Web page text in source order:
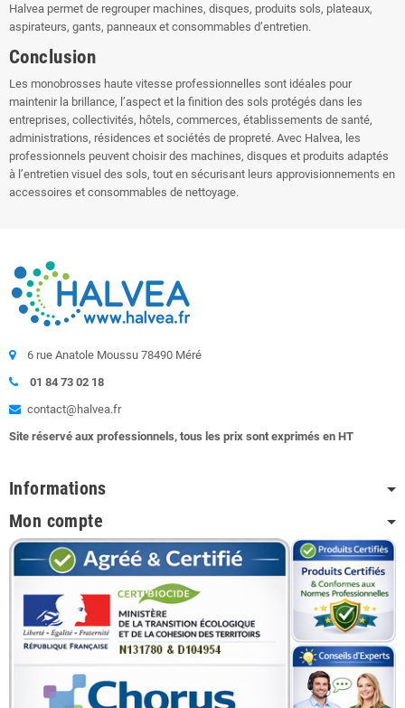
Halvea permet de regrouper machines, disques, produits sols, plateaux,
aspirateurs, gants, panneaux et consommables d’entretien.
Conclusion
Les monobrosses haute vitesse professionnelles sont idéales pour
maintenir la brillance, l’aspect et la finition des sols protégés dans les
entreprises, collectivités, hôtels, commerces, établissements de santé,
administrations, résidences et sociétés de propreté. Avec Halvea, les
professionnels peuvent choisir des machines, disques et produits adaptés
à l’entretien visuel des sols, tout en sécurisant leurs approvisionnements en
accessoires et consommables de nettoyage.
6 rue Anatole Moussu 78490 Méré
01 84 73 02 18
contact@halvea.fr
Site réservé aux professionnels, tous les prix sont exprimés en HT
Informations
Mon compte